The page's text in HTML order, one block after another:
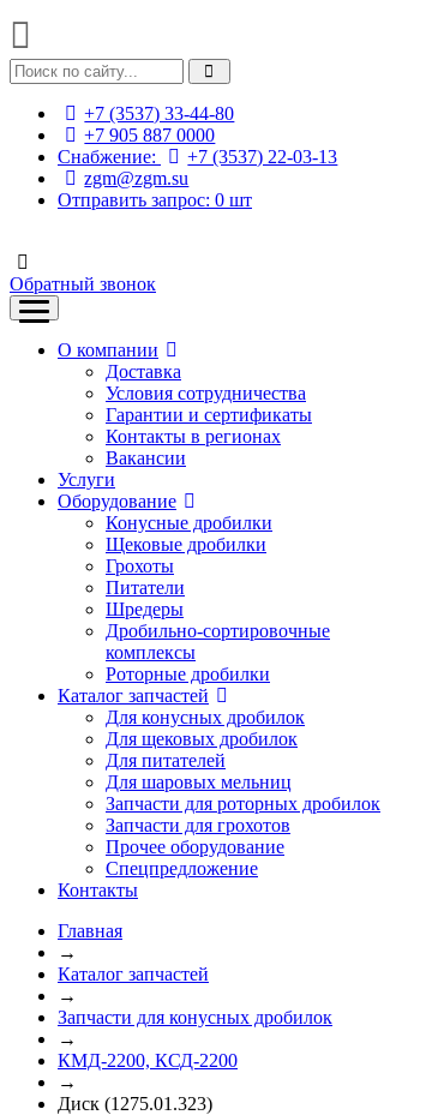
+7 (3537) 33-44-80
+7 905 887 0000
Снабжение:
+7 (3537) 22-03-13
zgm@zgm.su
Отправить запрос: 0 шт
Обратный звонок
О компании
Доставка
Условия сотрудничества
Гарантии и сертификаты
Контакты в регионах
Вакансии
Услуги
Оборудование
Конусные дробилки
Щековые дробилки
Грохоты
Питатели
Шредеры
Дробильно-сортировочные
комплексы
Роторные дробилки
Каталог запчастей
Для конусных дробилок
Для щековых дробилок
Для питателей
Для шаровых мельниц
Запчасти для роторных дробилок
Запчасти для грохотов
Прочее оборудование
Спецпредложение
Контакты
Главная
→
Каталог запчастей
→
Запчасти для конусных дробилок
→
КМД-2200, КСД-2200
→
Диск (1275.01.323)